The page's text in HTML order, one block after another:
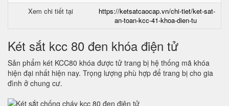
Xem chi tiết tại
https://ketsatcaocap.vn/chi-tiet/ket-sat-
an-toan-kcc-41-khoa-dien-tu
Két sắt kcc 80 đen khóa điện tử
Sản phẩm két KCC80 khóa được tử trang bị hệ thống mã khóa
hiện đại nhất hiện nay. Trọng lượng phù hợp để trang bị cho gia
đình ở chung cư.